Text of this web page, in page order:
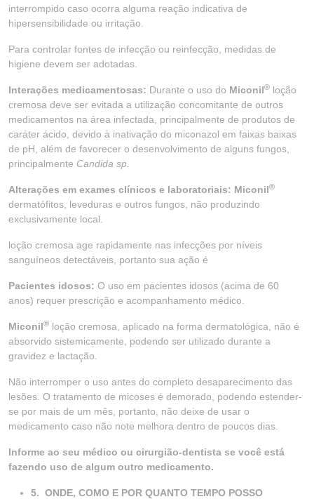
interrompido caso ocorra alguma reação indicativa de
hipersensibilidade ou irritação.
Para controlar fontes de infecção ou reinfecção, medidas de
higiene devem ser adotadas.
Interações medicamentosas: Durante o uso do Miconil® loção
cremosa deve ser evitada a utilização concomitante de outros
medicamentos na área infectada, principalmente de produtos de
caráter ácido, devido à inativação do miconazol em faixas baixas
de pH, além de favorecer o desenvolvimento de alguns fungos,
principalmente Candida sp.
Alterações em exames clínicos e laboratoriais: Miconil®
dermatófitos, leveduras e outros fungos, não produzindo
exclusivamente local.
loção cremosa age rapidamente nas infecções por níveis
sanguíneos detectáveis, portanto sua ação é
Pacientes idosos: O uso em pacientes idosos (acima de 60
anos) requer prescrição e acompanhamento médico.
Miconil® loção cremosa, aplicado na forma dermatológica, não é
absorvido sistemicamente, podendo ser utilizado durante a
gravidez e lactação.
Não interromper o uso antes do completo desaparecimento das
lesões. O tratamento de micoses é demorado, podendo estender-
se por mais de um mês, portanto, não deixe de usar o
medicamento caso não note melhora dentro de poucos dias.
Informe ao seu médico ou cirurgião-dentista se você está
fazendo uso de algum outro medicamento.
5. ONDE, COMO E POR QUANTO TEMPO POSSO